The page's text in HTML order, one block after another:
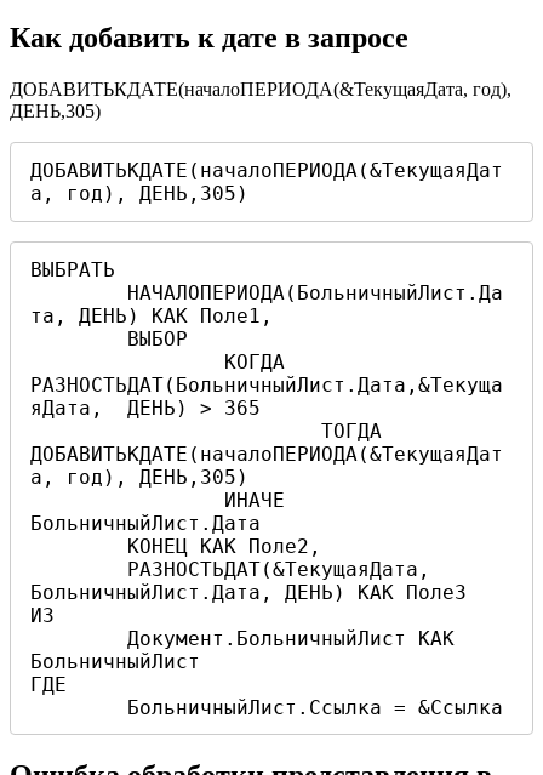
Как добавить к дате в запросе
ДОБАВИТЬКДАТЕ(началоПЕРИОДА(&ТекущаяДата, год),
ДЕНЬ,305)
ДОБАВИТЬКДАТЕ(началоПЕРИОДА(&ТекущаяДат
а, год), ДЕНЬ,305)
ВЫБРАТЬ
та, ДЕНЬ) КАК Поле1,
РАЗНОСТЬДАТ(БольничныйЛист.Дата,&Текуща
яДата,  ДЕНЬ) > 365
ДОБАВИТЬКДАТЕ(началоПЕРИОДА(&ТекущаяДат
а, год), ДЕНЬ,305)
БольничныйЛист.Дата
БольничныйЛист.Дата, ДЕНЬ) КАК Поле3
ИЗ
БольничныйЛист
ГДЕ
	БольничныйЛист.Ссылка = &Ссылка